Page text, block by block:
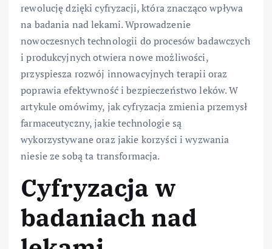
rewolucję dzięki cyfryzacji, która znacząco wpływa
na badania nad lekami. Wprowadzenie
nowoczesnych technologii do procesów badawczych
i produkcyjnych otwiera nowe możliwości,
przyspiesza rozwój innowacyjnych terapii oraz
poprawia efektywność i bezpieczeństwo leków. W
artykule omówimy, jak cyfryzacja zmienia przemysł
farmaceutyczny, jakie technologie są
wykorzystywane oraz jakie korzyści i wyzwania
niesie ze sobą ta transformacja.
Cyfryzacja w
badaniach nad